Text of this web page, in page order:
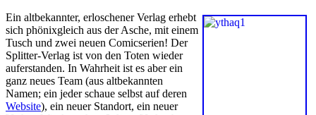
Ein altbekannter, erloschener Verlag erhebt
sich phönixgleich aus der Asche, mit einem
Tusch und zwei neuen Comicserien! Der
Splitter-Verlag ist von den Toten wieder
auferstanden. In Wahrheit ist es aber ein
ganz neues Team (aus altbekannten
Namen; ein jeder schaue selbst auf deren
Website), ein neuer Standort, ein neuer